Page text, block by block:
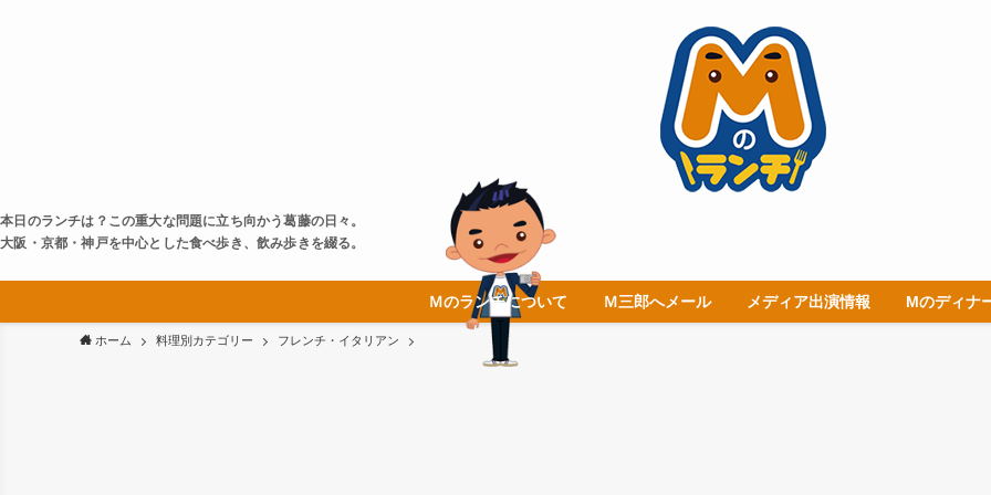
本日のランチは？この重大な問題に立ち向かう葛藤の日々。
大阪・京都・神戸を中心とした食べ歩き、飲み歩きを綴る。
Ｍのランチについて Ｍ三郎へメール メディア出演情報 Mのディナ
ホーム 料理別カテゴリー フレンチ・イタリアン